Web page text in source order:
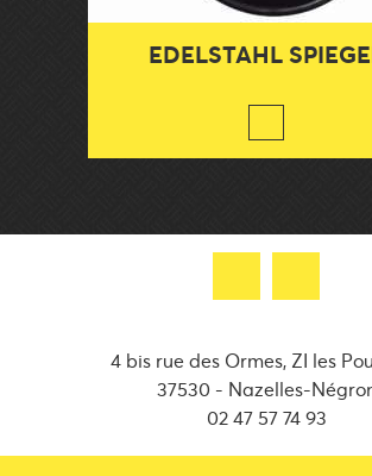
EDELSTAHL
4 bis rue des Ormes, ZI les
37530 - Nazelles-
02 47 57 74 93